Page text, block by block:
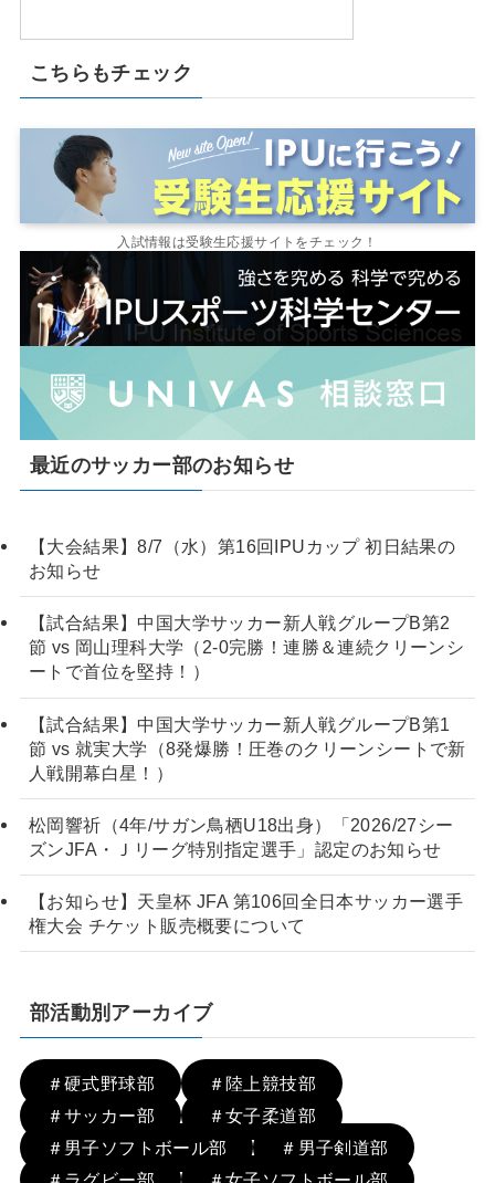
こちらもチェック
入試情報は受験生応援サイトをチェック！
最近のサッカー部のお知らせ
【大会結果】8/7（水）第16回IPUカップ 初日結果の
お知らせ
【試合結果】中国大学サッカー新人戦グループB第2
節 vs 岡山理科大学（2-0完勝！連勝＆連続クリーンシ
ートで首位を堅持！）
【試合結果】中国大学サッカー新人戦グループB第1
節 vs 就実大学（8発爆勝！圧巻のクリーンシートで新
人戦開幕白星！）
松岡響祈（4年/サガン鳥栖U18出身）「2026/27シー
ズンJFA・Ｊリーグ特別指定選手」認定のお知らせ
【お知らせ】天皇杯 JFA 第106回全日本サッカー選手
権大会 チケット販売概要について
部活動別アーカイブ
＃硬式野球部
＃陸上競技部
＃サッカー部
＃女子柔道部
＃男子ソフトボール部
＃男子剣道部